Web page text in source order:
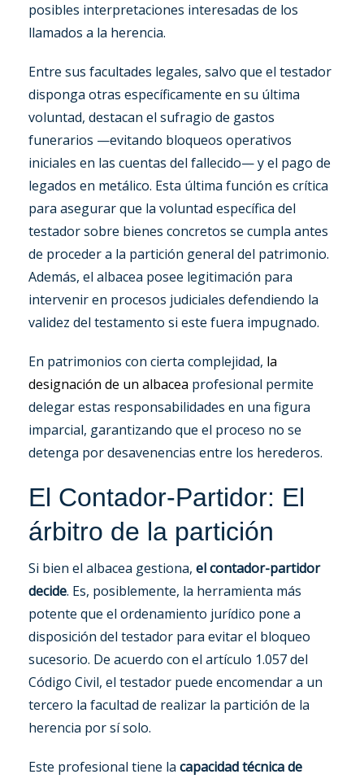
posibles interpretaciones interesadas de los
llamados a la herencia.
Entre sus facultades legales, salvo que el testador
disponga otras específicamente en su última
voluntad, destacan el sufragio de gastos
funerarios —evitando bloqueos operativos
iniciales en las cuentas del fallecido— y el pago de
legados en metálico. Esta última función es crítica
para asegurar que la voluntad específica del
testador sobre bienes concretos se cumpla antes
de proceder a la partición general del patrimonio.
Además, el albacea posee legitimación para
intervenir en procesos judiciales defendiendo la
validez del testamento si este fuera impugnado.
En patrimonios con cierta complejidad, la
designación de un albacea profesional permite
delegar estas responsabilidades en una figura
imparcial, garantizando que el proceso no se
detenga por desavenencias entre los herederos.
El Contador-Partidor: El
árbitro de la partición
Si bien el albacea gestiona, el contador-partidor
decide. Es, posiblemente, la herramienta más
potente que el ordenamiento jurídico pone a
disposición del testador para evitar el bloqueo
sucesorio. De acuerdo con el artículo 1.057 del
Código Civil, el testador puede encomendar a un
tercero la facultad de realizar la partición de la
herencia por sí solo.
Este profesional tiene la capacidad técnica de